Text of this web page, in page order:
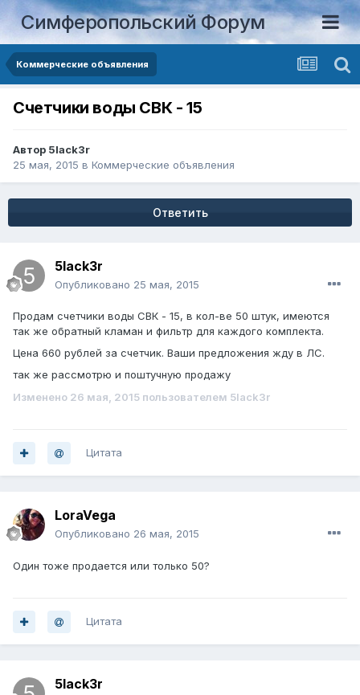
Симферопольский Форум
Коммерческие объявления
Счетчики воды СВК - 15
Автор 5lack3r
25 мая, 2015 в Коммерческие объявления
Ответить
5lack3r
Опубликовано 25 мая, 2015
Продам счетчики воды СВК - 15, в кол-ве 50 штук, имеются
так же обратный кламан и фильтр для каждого комплекта.
Цена 660 рублей за счетчик. Ваши предложения жду в ЛС.
так же рассмотрю и поштучную продажу
Изменено 26 мая, 2015 пользователем 5lack3r
Цитата
LoraVega
Опубликовано 26 мая, 2015
Один тоже продается или только 50?
Цитата
5lack3r